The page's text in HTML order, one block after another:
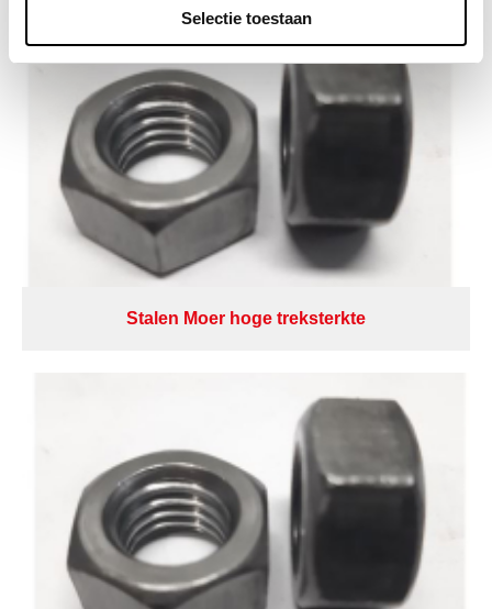
Selectie toestaan
Stalen Moer hoge treksterkte